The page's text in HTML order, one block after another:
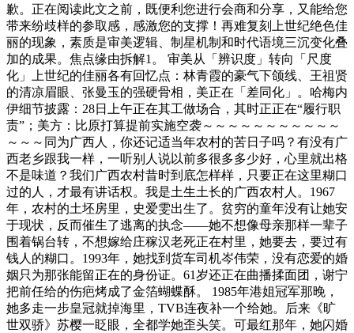
歉。正在阅读此文之前，既便利您进行会商和分享，又能给您
带来纷歧样的参取感，感激您的支撑！再难复刻上世纪绝色佳
丽的现象，素质是审美逻辑、制星机制和时代语境三沉变化叠
加的成果。焦点缘由拆解1。 审美从「辨识度」转向「尺度
化」上世纪的佳丽各有回忆点：林青霞的豪气下颌线、王祖贤
的清凉眉眼、张曼玉的强硬骨相，美正在「差同化」。哈梅内
伊细节披露：28日上午正在其工做场合，其时正正在“履行职
责”；美方：比原打算提前实施空袭～～～～～～～～～～～
～～～同为广西人，你还记适当年农村的苦日子吗？有没有广
西老乡跟我一样，一听别人说以前多很多多少好，心里就出格
不是味道？我们广西农村昔时到底怎样样，只要正在这里糊口
过的人，才最有讲话权。我是土生土长的广西农村人。1967
年，农村的土坯房里，史爱雯出生了。贫穷的童年没有让她安
于现状，反而催生了逃离的执念——她不想像母亲那样一辈子
围着锅台转，不想嫁给庄稼汉老死正在村里，她要去，要过有
钱人的糊口。1993年，她找到货车司机岑伟荣，没有恋爱的婚
姻只为那张能留正在的身份证。61岁还正在曲播揉面团，谢宁
把前任给的伤疤烤成了金箔蝴蝶酥。 1985年港姐冠军那晚，
她多走一步皇冠就掉海里，TVB连夜补一个给她。后来《旷
世双骄》苏樱一眨眼，全都学她歪头笑。可最红那年，她闪婚